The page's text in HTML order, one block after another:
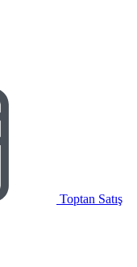
Toptan Satış